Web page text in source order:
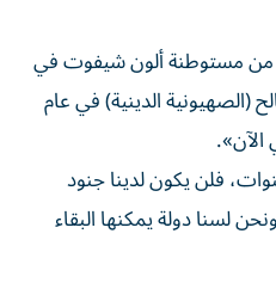
هالبرين (30 عاماً) من مستوطنة ألون شيفوت في
(الصهيونية الدينية) في عام
فلن يكون لدينا جنود
لسنا دولة يمكنها البقاء